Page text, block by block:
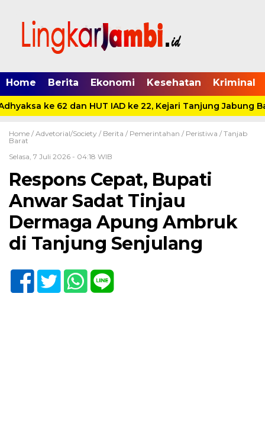
Home Berita Ekonomi Kesehatan Kriminal
ke 62 dan HUT IAD ke 22, Kejari Tanjung Jabung
Home / Advetorial/Society / Berita / Pemerintahan / Peristiwa / Tanjab
Barat
Selasa, 7 Juli 2026 - 04:18 WIB
Respons Cepat, Bupati
Anwar Sadat Tinjau
Dermaga Apung Ambruk
di Tanjung Senjulang